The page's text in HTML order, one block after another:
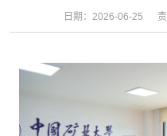
日期：2026-06-25